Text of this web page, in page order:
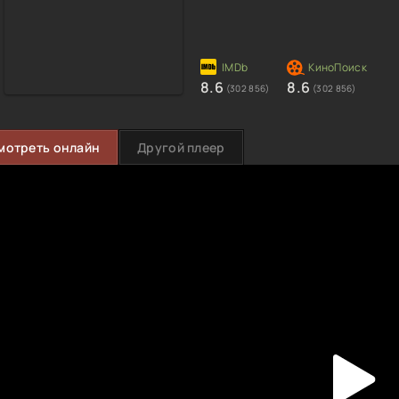
8.6 (302 856) 8.6 (302 856)
онлайн Другой плеер